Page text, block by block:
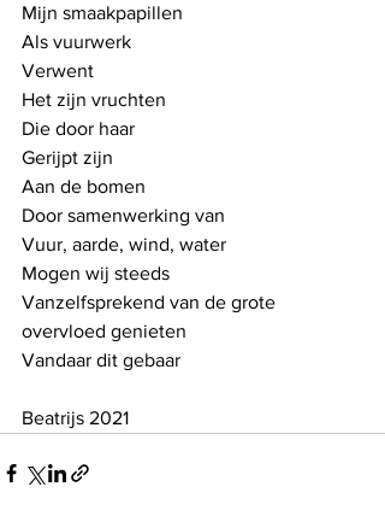
Mijn smaakpapillen
Als vuurwerk
Verwent
Het zijn vruchten
Die door haar
Gerijpt zijn
Aan de bomen
Door samenwerking van
Vuur, aarde, wind, water
Mogen wij steeds
Vanzelfsprekend van de grote
overvloed genieten
Vandaar dit gebaar
Beatrijs 2021